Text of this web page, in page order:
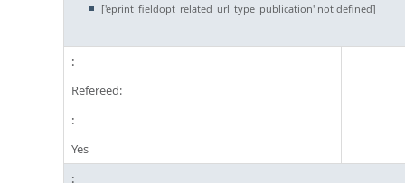
['eprint_fieldopt_related_url_type_publication' not defined]
Refereed:
Yes